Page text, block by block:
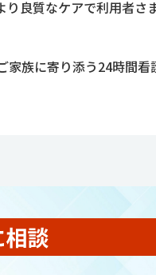
良質なケアで利用者さ
族に寄り添う24時間看